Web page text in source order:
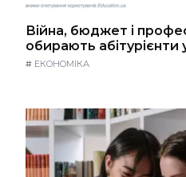
Війна, бюджет і
обирають абітурієнти
# ЕКОНОМІКА